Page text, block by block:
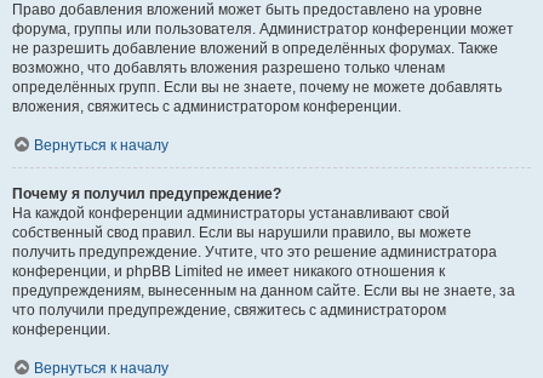
Право добавления вложений может быть предоставлено на уровне
форума, группы или пользователя. Администратор конференции может
не разрешить добавление вложений в определённых форумах. Также
возможно, что добавлять вложения разрешено только членам
определённых групп. Если вы не знаете, почему не можете добавлять
вложения, свяжитесь с администратором конференции.
Вернуться к началу
Почему я получил предупреждение?
На каждой конференции администраторы устанавливают свой
собственный свод правил. Если вы нарушили правило, вы можете
получить предупреждение. Учтите, что это решение администратора
конференции, и phpBB Limited не имеет никакого отношения к
предупреждениям, вынесенным на данном сайте. Если вы не знаете, за
что получили предупреждение, свяжитесь с администратором
конференции.
Вернуться к началу